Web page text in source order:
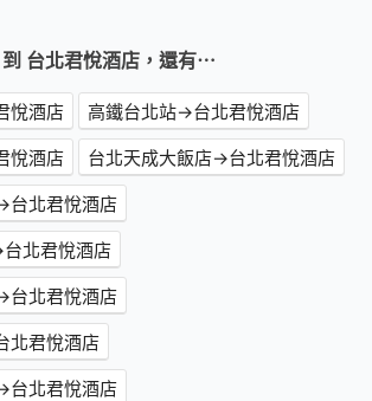
台北君悅酒店，還有⋯
悅酒店
高鐵台北站→台北君悅酒店
悅酒店
台北天成大飯店→台北君悅酒店
台北君悅酒店
北君悅酒店
台北君悅酒店
北君悅酒店
台北君悅酒店